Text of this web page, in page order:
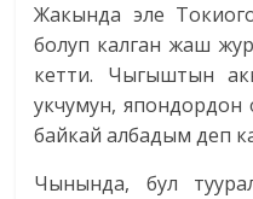
Жакында эле
болуп калган жаш
кетти. Чыгыштын
укчумун,
байкай албадым деп
Чынында, бул